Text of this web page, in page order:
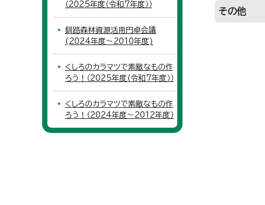
その他
（2025年度（令和7年度））
釧路森林資源活用円卓会議
(2024年度～2010年度)
くしろのカラマツで素敵なもの作
ろう！（2025年度（令和7年度））
くしろのカラマツで素敵なもの作
ろう！（2024年度～2012年度）